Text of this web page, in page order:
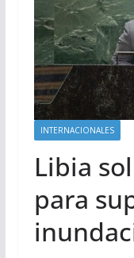
INTERNACIONALES
Libia
para